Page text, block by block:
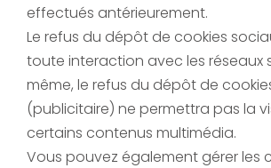
effectués antérieurement.
Le refus du dépôt de cookies
toute interaction avec les réseaux
même, le refus du dépôt de
(publicitaire) ne permettra pas la
certains contenus multimédia.
Vous pouvez également gérer les